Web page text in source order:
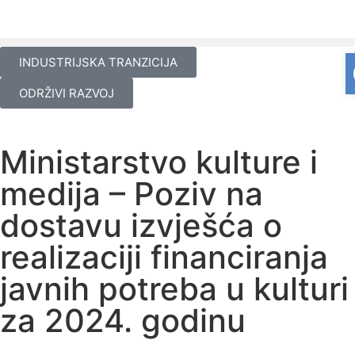
INDUSTRIJSKA TRANZICIJA
ODRŽIVI RAZVOJ
Ministarstvo kulture i
medija – Poziv na
dostavu izvješća o
realizaciji financiranja
javnih potreba u kulturi
za 2024. godinu